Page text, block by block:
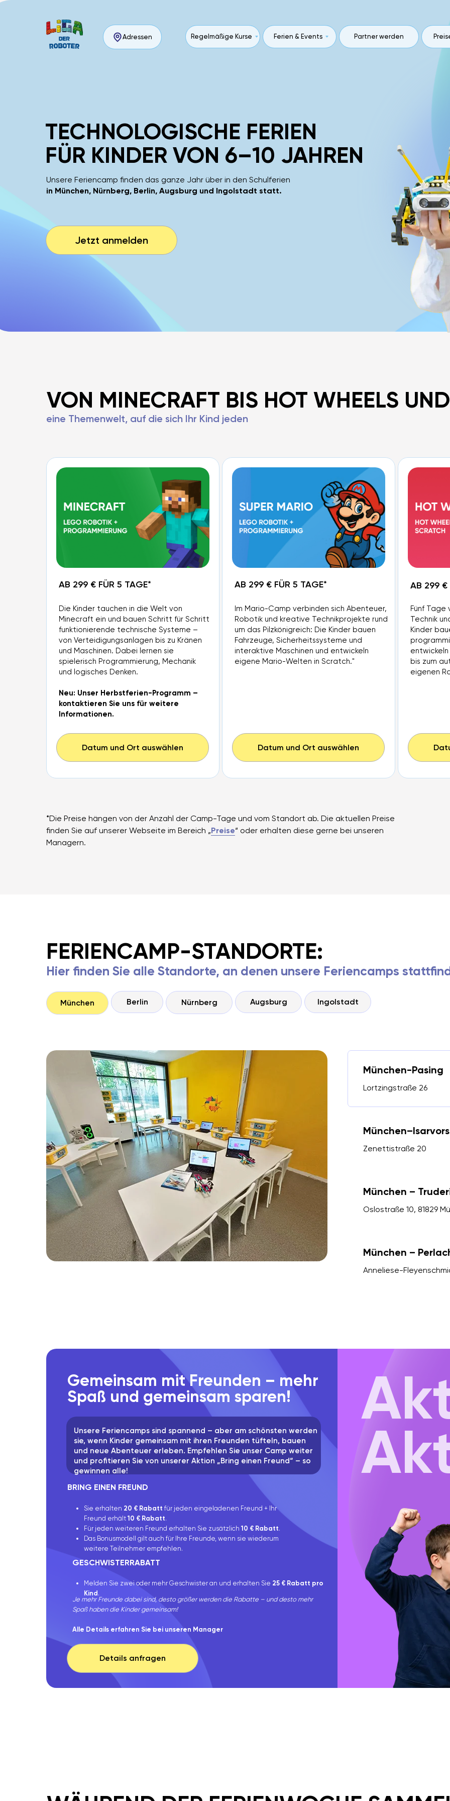
TECHNOLOGISCHE FERIEN
FÜR KINDER VON 6–10 JAHREN
Adressen Regelmäßige Kurse Ferien & Events Geschenkgutscheine
Adressen Regelmäßige Kurse Ferien & Events Partner werden
Unsere Feriencamp finden das ganze Jahr über in den Schulferien
in München, Nürnberg, Berlin, Augsburg und Ingolstadt statt.
Jetzt anmelden
eine Themenwelt, auf die sich Ihr Kind jeden
VON MINECRAFT BIS HOT WHEELS
Die Kinder tauchen in die Welt von
Minecraft ein und bauen Schritt für Schritt
funktionierende technische Systeme –
von Verteidigungsanlagen bis zu Kränen
und Maschinen. Dabei lernen sie
spielerisch Programmierung, Mechanik
und logisches Denken.
Neu: Unser Herbstferien-Programm –
kontaktieren Sie uns für weitere
Informationen.
Datum und Ort auswählen
AB 299 € FÜR 5 TAGE*
Im Mario-Camp verbinden sich Abenteuer,
Robotik und kreative Technikprojekte rund
um das Pilzkönigreich: Die Kinder bauen
Fahrzeuge, Sicherheitssysteme und
interaktive Maschinen und entwickeln
eigene Mario-Welten in Scratch."
Datum und Ort auswählen
AB 299 € FÜR 5 TAGE*
Fünf Tage
Technik
Kinder
bis zum
eigenen
AB 299 €
*Die Preise hängen von der Anzahl der Camp-Tage und vom Standort ab. Die aktuellen Preise
finden Sie auf unserer Webseite im Bereich „Preise“ oder erhalten diese gerne bei unseren
Managern.
Hier finden Sie alle Standorte, an denen unsere Feriencamps
FERIENCAMP-STANDORTE:
München Berlin Nürnberg Augsburg Ingolstadt
München-Pasing
Lortzingstraße 26
Zenettistraße 20
München –
Oslostraße 10, 81829
München –
Anneliese-
Details anfragen
Gemeinsam mit Freunden – mehr
Spaß und gemeinsam sparen!
Unsere Feriencamps sind spannend – aber am schönsten werden
sie, wenn Kinder gemeinsam mit ihren Freunden tüfteln, bauen
und neue Abenteuer erleben. Empfehlen Sie unser Camp weiter
und profitieren Sie von unserer Aktion „Bring einen Freund“ – so
gewinnen alle!
Sie erhalten 20 € Rabatt für jeden eingeladenen Freund + Ihr
Freund erhält 10 € Rabatt.
Für jeden weiteren Freund erhalten Sie zusätzlich 10 € Rabatt.
Das Bonusmodell gilt auch für Ihre Freunde, wenn sie wiederum
weitere Teilnehmer empfehlen.
BRING EINEN FREUND
Je mehr Freunde dabei sind, desto größer werden die Rabatte – und desto mehr
Spaß haben die Kinder gemeinsam!
Alle Details erfahren Sie bei unseren Manager
Melden Sie zwei oder mehr Geschwister an und erhalten Sie 25 € Rabatt pro
Kind .
GESCHWISTERRABATT